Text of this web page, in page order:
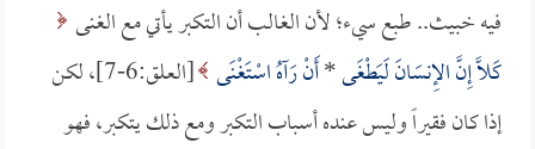
فيه خبيث.. طبع سيء؛ لأن الغالب أن التكبر يأتي مع الغنى
كَلَّا إِنَّ الإِنسَانَ لَيَطْغَى*أَنْ رَآهُ اسْتَغْنَى
[العلق:6-7]، لكن
إذا كان فقيراً وليس عنده أسباب التكبر ومع ذلك يتكبر، فهو